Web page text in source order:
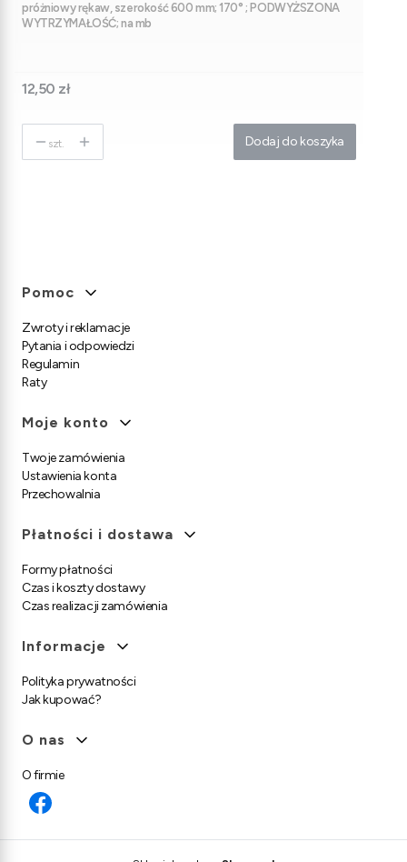
próżniowy rękaw, szerokość 600 mm; 170° ; PODWYŻSZONA
WYTRZYMAŁOŚĆ; na mb
Cena
12,50 zł
szt. Dodaj do koszyka
Linki w stopce
Pomoc
Zwroty i reklamacje
Pytania i odpowiedzi
Regulamin
Raty
Moje konto
Twoje zamówienia
Ustawienia konta
Przechowalnia
Płatności i dostawa
Formy płatności
Czas i koszty dostawy
Czas realizacji zamówienia
Informacje
Polityka prywatności
Jak kupować?
O nas
O firmie